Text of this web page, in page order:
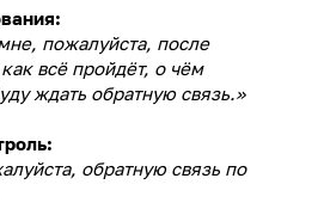
пожалуйста, после
всё пройдёт, о чём
ждать обратную связь.»
обратную связь по